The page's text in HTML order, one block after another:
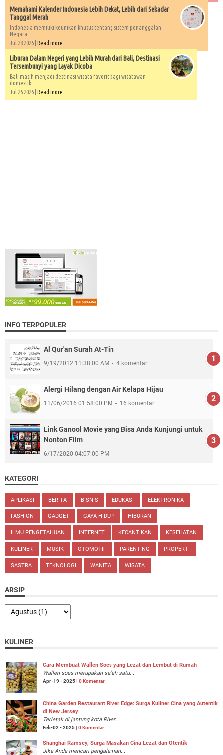
Memahami Kalender Indonesia Lebih Dekat, Lebih dari Sekadar
Tanggal Merah
Indonesia memiliki keunikan khusus tentang sistem penanggalan.
Negara...
Jul 28 2026 | Read more
Liburan Dalam Negeri yang Lebih Murah dari Bali, Destinasi
Tersembunyi yang Layak Dicoba
Bali masih menjadi destinasi wisata favorit bagi wisatawan
domestik...
Jul 26 2026 | Read more
INFO TERPOPULER
Al Qur'an Surah At-Tin
9/19/2012 11:38:00 AM 4 komentar
Alergi Hilang dengan Air Kelapa Hijau
11/06/2016 01:58:00 PM 16 komentar
Link Ganool Movie yang Bisa Anda Kunjungi untuk
Nonton Film
6/17/2020 04:07:00 PM
KATEGORI
APLIKASI BERITA BISNIS EDUKASI ELEKTRONIKA
FASHION GADGET GAYA HIDUP HIBURAN
ILMU PENGETAHUAN INTERNET KECANTIKAN KESEHATAN
KULINER MUSIK OTOMOTIF PARENTING PROPERTI
SASTRA TEKNOLOGI WANITA WISATA
ARSIP
KULINER
Cara Membuat Wallen Soes yang Lezat dan Lembut di Rumah
Wallen soes merupakan salah satu...
Apr-19 - 2025 | 0 Komentar
China Garden Restaurant River Edge: Surga Kuliner Cina yang Autentik
di New Jersey
Terletak di jantung kota River...
Feb-02 - 2025 | 0 Komentar
Shanghai Ramsey, Surga Masakan Cina Lezat dan Otentik
Jika Anda mencari pengalaman...